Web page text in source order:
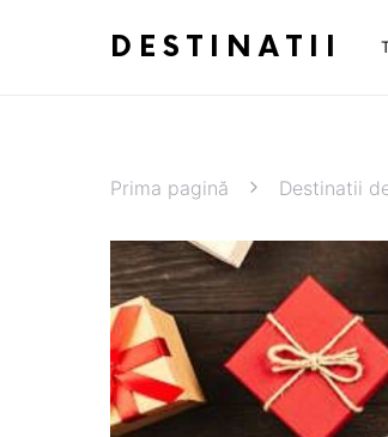
DESTINATII
Prima pagină Destinatii